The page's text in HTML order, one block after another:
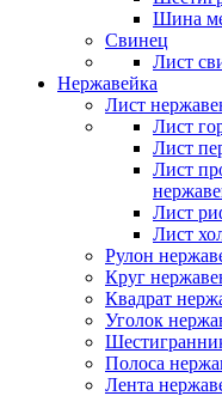
Шина
Свинец
Лист
Нержавейка
Лист
Лист
Лист
Лист
Лист
Лист
Рулон
Круг
Квадрат
Уголок
Полоса
Лента